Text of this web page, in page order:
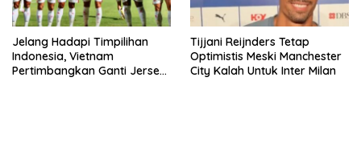
Jelang Hadapi Timpilihan
Indonesia, Vietnam
Pertimbangkan Ganti Jersey
Tijjani Reijnders Tetap
Optimistis Meski Manchester
City Kalah Untuk Inter Milan